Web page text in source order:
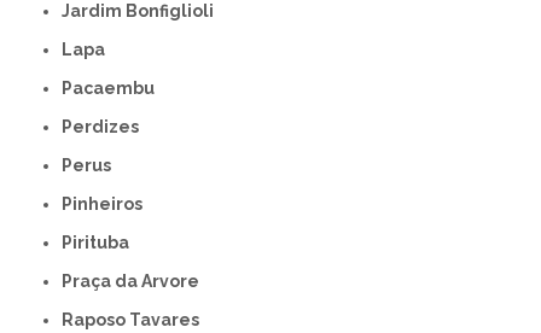
Jardim Bonfiglioli
Lapa
Pacaembu
Perdizes
Perus
Pinheiros
Pirituba
Praça da Arvore
Raposo Tavares